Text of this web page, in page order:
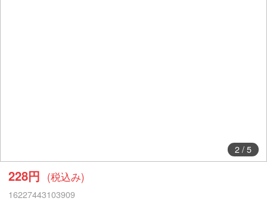
2/ 5
228円 (税込み)
16227443103909